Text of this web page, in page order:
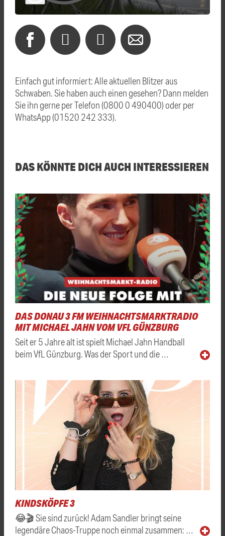
Einfach gut informiert: Alle aktuellen Blitzer aus
Schwaben. Sie haben auch einen gesehen? Dann melden
Sie ihn gerne per Telefon (0800 0 490400) oder per
WhatsApp (01520 242 333).
DAS KÖNNTE DICH AUCH INTERESSIEREN
DAS DONAU 3 FM WEIHNACHTSMARKTRADIO
MIT MICHAEL JAHN VOM VFL GÜNZBURG
Seit er 5 Jahre alt ist spielt Michael Jahn Handball
beim VfL Günzburg. Was der Sport und die …
KINDSKÖPFE 3
😂🎬 Sie sind zurück! Adam Sandler bringt seine
legendäre Chaos-Truppe noch einmal zusammen: …